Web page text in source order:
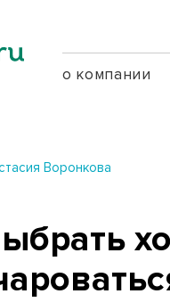
о компании
Воронкова